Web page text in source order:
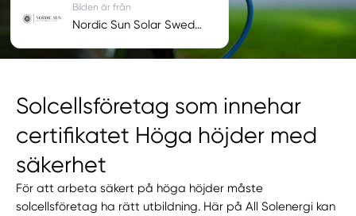
Solcellsföretag som innehar
certifikatet Höga höjder med
säkerhet
För att arbeta säkert på höga höjder måste
solcellsföretag ha rätt utbildning. Här på All Solenergi kan
Bilden är från
Nordic Sun Solar Sweden AB